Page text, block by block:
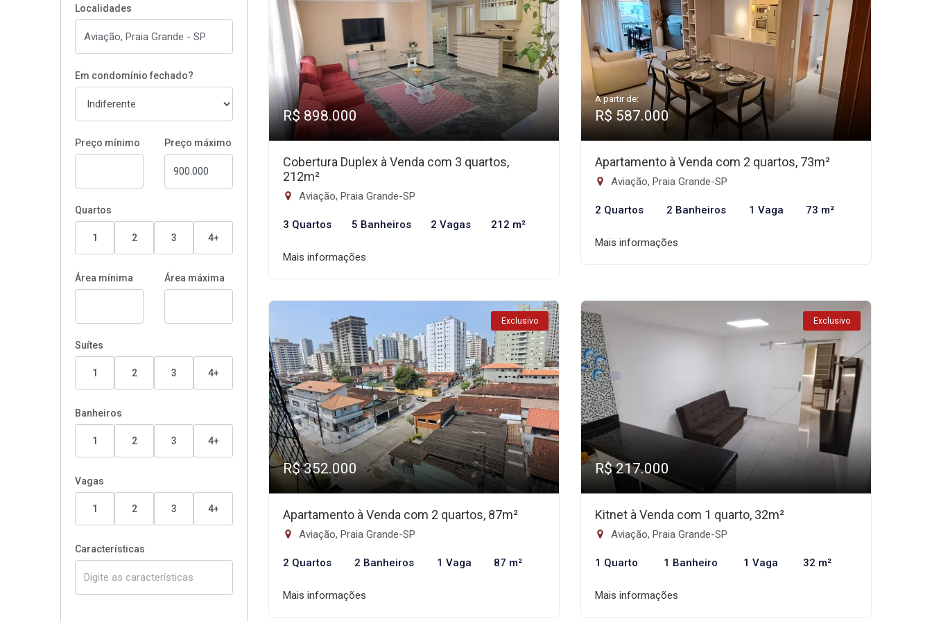
Localidades
Em condomínio fechado?
Preço mínimo Preço máximo
Quartos
1 2 3 4+
Área mínima Área máxima
Suítes
1 2 3 4+
Banheiros
1 2 3 4+
Vagas
1 2 3 4+
Características
R$ 898.000
Cobertura Duplex à Venda com 3 quartos,
212m²
Aviação, Praia Grande-SP
3 Quartos 5 Banheiros 2 Vagas 212 m²
Mais informações
A partir de:
R$ 587.000
Apartamento à Venda com 2 quartos, 73m²
Aviação, Praia Grande-SP
2 Quartos 2 Banheiros 1 Vaga 73 m²
Mais informações
Exclusivo
R$ 352.000
Apartamento à Venda com 2 quartos, 87m²
Aviação, Praia Grande-SP
2 Quartos 2 Banheiros 1 Vaga 87 m²
Mais informações
Exclusivo
R$ 217.000
Kitnet à Venda com 1 quarto, 32m²
Aviação, Praia Grande-SP
1 Quarto 1 Banheiro 1 Vaga 32 m²
Mais informações